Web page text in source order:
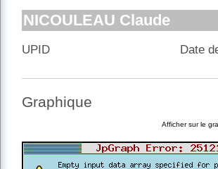
NICOULEAU Claude
UPID Date
Graphique
Afficher sur le